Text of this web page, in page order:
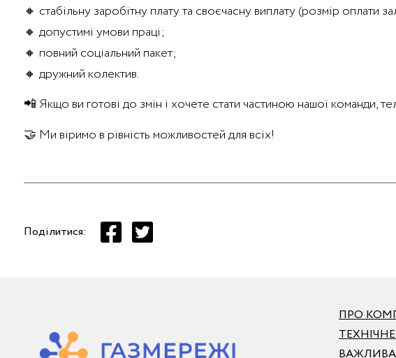
🔸 стабільну заробітну плату та своєчасну виплату (розмір оплати
🔸 допустимі умови праці;
🔸 повний соціальний пакет;
🔸 дружний колектив.
📲 Якщо ви готові до змін і хочете стати частиною нашої команди,
🤝 Ми віримо в рівність можливостей для всіх!
Поділитися:
ПРО